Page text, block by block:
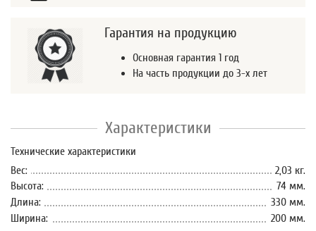
Гарантия на продукцию
Основная гарантия 1 год
На часть продукции до 3-х лет
Характеристики
Технические характеристики
Вес:
2,03 кг.
Высота:
74 мм.
Длина:
330 мм.
Ширина:
200 мм.